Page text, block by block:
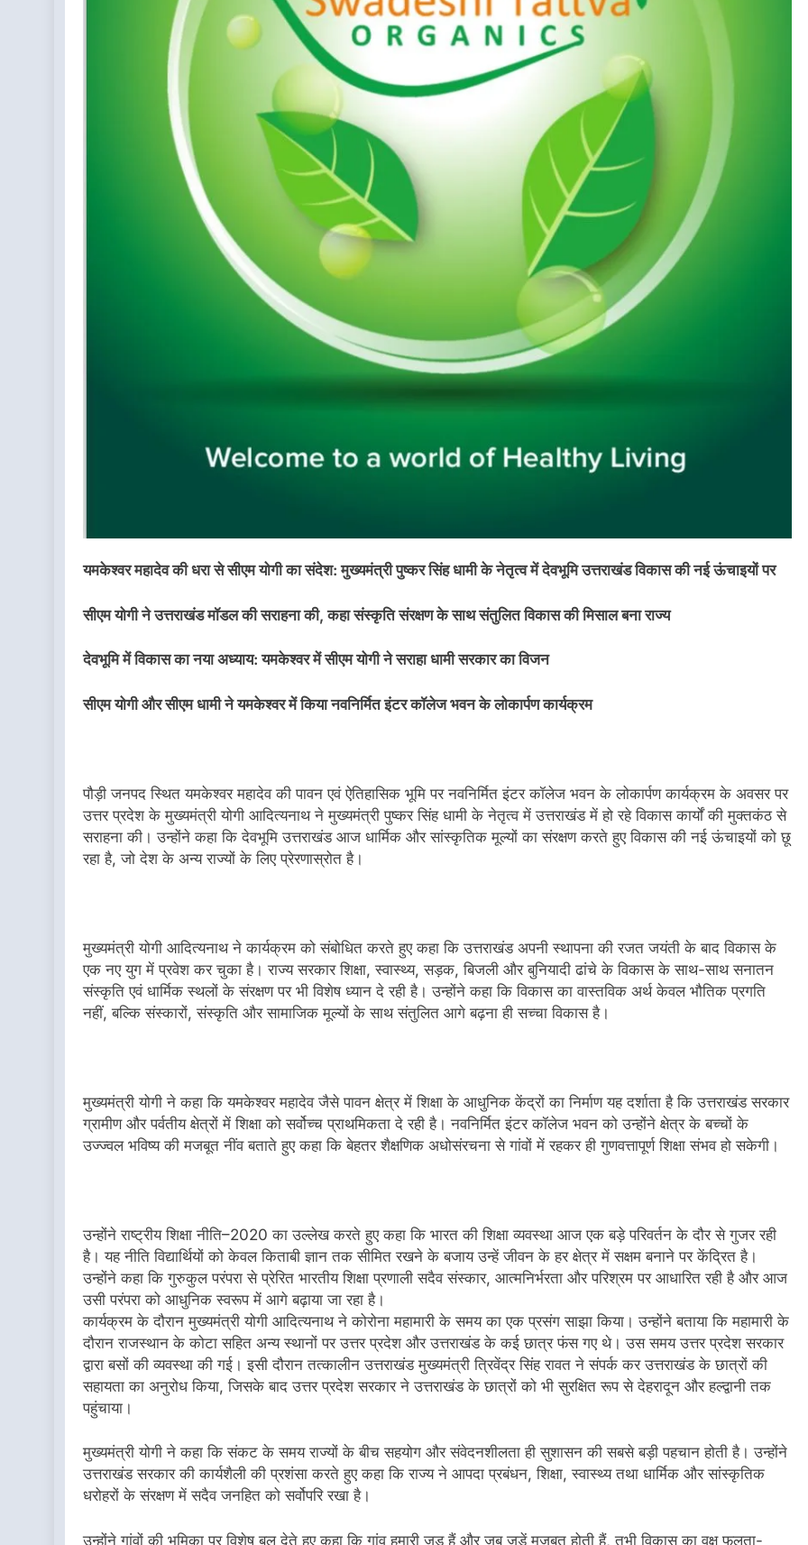
यमकेश्वर महादेव की धरा से सीएम योगी का संदेश: मुख्यमंत्री पुष्कर सिंह धामी के नेतृत्व में देवभूमि उत्तराखंड विकास की नई ऊंचाइयों पर
सीएम योगी ने उत्तराखंड मॉडल की सराहना की, कहा संस्कृति संरक्षण के साथ संतुलित विकास की मिसाल बना राज्य
देवभूमि में विकास का नया अध्याय: यमकेश्वर में सीएम योगी ने सराहा धामी सरकार का विजन
सीएम योगी और सीएम धामी ने यमकेश्वर में किया नवनिर्मित इंटर कॉलेज भवन के लोकार्पण कार्यक्रम
पौड़ी जनपद स्थित यमकेश्वर महादेव की पावन एवं ऐतिहासिक भूमि पर नवनिर्मित इंटर कॉलेज भवन के लोकार्पण कार्यक्रम के अवसर पर
उत्तर प्रदेश के मुख्यमंत्री योगी आदित्यनाथ ने मुख्यमंत्री पुष्कर सिंह धामी के नेतृत्व में उत्तराखंड में हो रहे विकास कार्यों की मुक्तकंठ से
सराहना की। उन्होंने कहा कि देवभूमि उत्तराखंड आज धार्मिक और सांस्कृतिक मूल्यों का संरक्षण करते हुए विकास की नई ऊंचाइयों को छू
रहा है, जो देश के अन्य राज्यों के लिए प्रेरणास्रोत है।
मुख्यमंत्री योगी आदित्यनाथ ने कार्यक्रम को संबोधित करते हुए कहा कि उत्तराखंड अपनी स्थापना की रजत जयंती के बाद विकास के
एक नए युग में प्रवेश कर चुका है। राज्य सरकार शिक्षा, स्वास्थ्य, सड़क, बिजली और बुनियादी ढांचे के विकास के साथ-साथ सनातन
संस्कृति एवं धार्मिक स्थलों के संरक्षण पर भी विशेष ध्यान दे रही है। उन्होंने कहा कि विकास का वास्तविक अर्थ केवल भौतिक प्रगति
नहीं, बल्कि संस्कारों, संस्कृति और सामाजिक मूल्यों के साथ संतुलित आगे बढ़ना ही सच्चा विकास है।
मुख्यमंत्री योगी ने कहा कि यमकेश्वर महादेव जैसे पावन क्षेत्र में शिक्षा के आधुनिक केंद्रों का निर्माण यह दर्शाता है कि उत्तराखंड सरकार
ग्रामीण और पर्वतीय क्षेत्रों में शिक्षा को सर्वोच्च प्राथमिकता दे रही है। नवनिर्मित इंटर कॉलेज भवन को उन्होंने क्षेत्र के बच्चों के
उज्ज्वल भविष्य की मजबूत नींव बताते हुए कहा कि बेहतर शैक्षणिक अधोसंरचना से गांवों में रहकर ही गुणवत्तापूर्ण शिक्षा संभव हो सकेगी।
उन्होंने राष्ट्रीय शिक्षा नीति–2020 का उल्लेख करते हुए कहा कि भारत की शिक्षा व्यवस्था आज एक बड़े परिवर्तन के दौर से गुजर रही
है। यह नीति विद्यार्थियों को केवल किताबी ज्ञान तक सीमित रखने के बजाय उन्हें जीवन के हर क्षेत्र में सक्षम बनाने पर केंद्रित है।
उन्होंने कहा कि गुरुकुल परंपरा से प्रेरित भारतीय शिक्षा प्रणाली सदैव संस्कार, आत्मनिर्भरता और परिश्रम पर आधारित रही है और आज
उसी परंपरा को आधुनिक स्वरूप में आगे बढ़ाया जा रहा है।
कार्यक्रम के दौरान मुख्यमंत्री योगी आदित्यनाथ ने कोरोना महामारी के समय का एक प्रसंग साझा किया। उन्होंने बताया कि महामारी के
दौरान राजस्थान के कोटा सहित अन्य स्थानों पर उत्तर प्रदेश और उत्तराखंड के कई छात्र फंस गए थे। उस समय उत्तर प्रदेश सरकार
द्वारा बसों की व्यवस्था की गई। इसी दौरान तत्कालीन उत्तराखंड मुख्यमंत्री त्रिवेंद्र सिंह रावत ने संपर्क कर उत्तराखंड के छात्रों की
सहायता का अनुरोध किया, जिसके बाद उत्तर प्रदेश सरकार ने उत्तराखंड के छात्रों को भी सुरक्षित रूप से देहरादून और हल्द्वानी तक
पहुंचाया।
मुख्यमंत्री योगी ने कहा कि संकट के समय राज्यों के बीच सहयोग और संवेदनशीलता ही सुशासन की सबसे बड़ी पहचान होती है। उन्होंने
उत्तराखंड सरकार की कार्यशैली की प्रशंसा करते हुए कहा कि राज्य ने आपदा प्रबंधन, शिक्षा, स्वास्थ्य तथा धार्मिक और सांस्कृतिक
धरोहरों के संरक्षण में सदैव जनहित को सर्वोपरि रखा है।
उन्होंने गांवों की भूमिका पर विशेष बल देते हुए कहा कि गांव हमारी जड़ हैं और जब जड़ें मजबूत होती हैं, तभी विकास का वृक्ष फलता-